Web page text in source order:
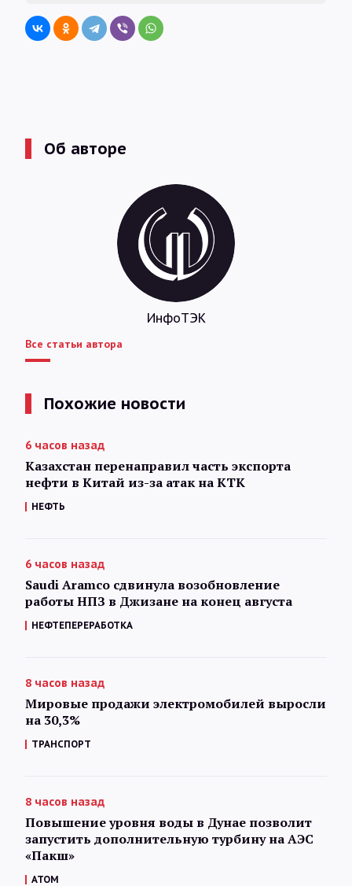
Об авторе
ИнфоТЭК
Все статьи автора
Похожие новости
6 часов назад
Казахстан перенаправил часть экспорта
нефти в Китай из-за атак на КТК
НЕФТЬ
6 часов назад
Saudi Aramco сдвинула возобновление
работы НПЗ в Джизане на конец августа
НЕФТЕПЕРЕРАБОТКА
8 часов назад
Мировые продажи электромобилей выросли
на 30,3%
ТРАНСПОРТ
8 часов назад
Повышение уровня воды в Дунае позволит
запустить дополнительную турбину на АЭС
«Пакш»
АТОМ